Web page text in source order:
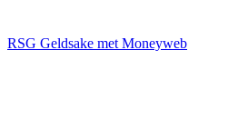
RSG Geldsake met Moneyweb